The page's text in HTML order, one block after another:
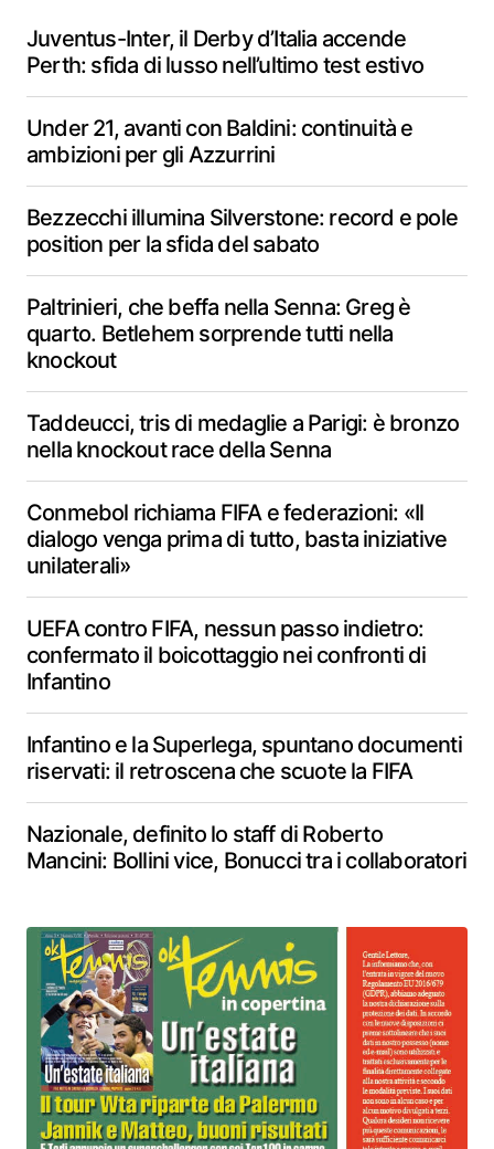
Juventus-Inter, il Derby d’Italia accende
Perth: sfida di lusso nell’ultimo test estivo
Under 21, avanti con Baldini: continuità e
ambizioni per gli Azzurrini
Bezzecchi illumina Silverstone: record e pole
position per la sfida del sabato
Paltrinieri, che beffa nella Senna: Greg è
quarto. Betlehem sorprende tutti nella
knockout
Taddeucci, tris di medaglie a Parigi: è bronzo
nella knockout race della Senna
Conmebol richiama FIFA e federazioni: «Il
dialogo venga prima di tutto, basta iniziative
unilaterali»
UEFA contro FIFA, nessun passo indietro:
confermato il boicottaggio nei confronti di
Infantino
Infantino e la Superlega, spuntano documenti
riservati: il retroscena che scuote la FIFA
Nazionale, definito lo staff di Roberto
Mancini: Bollini vice, Bonucci tra i collaboratori